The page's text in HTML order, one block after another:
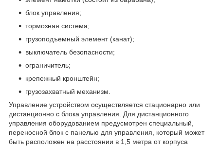
блок управления;
тормозная система;
грузоподъемный элемент (канат);
выключатель безопасности;
ограничитель;
крепежный кронштейн;
грузозахватный механизм.
Управление устройством осуществляется стационарно или
дистанционно с блока управления. Для дистанционного
управления оборудованием предусмотрен специальный,
переносной блок с панелью для управления, который может
быть расположен на расстоянии в 1,5 метра от корпуса